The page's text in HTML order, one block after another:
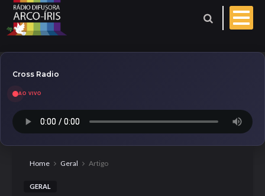
Esporte
Geral
Aniversariantes
Cross Radio
AO VIVO
Home Geral Artigo
GERAL